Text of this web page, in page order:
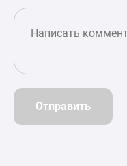
Отправить